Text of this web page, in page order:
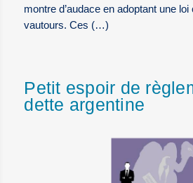
montre d’audace en adoptant une
vautours. Ces (…)
Petit espoir de
dette argentine